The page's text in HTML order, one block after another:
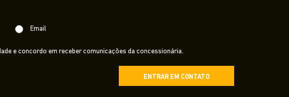
Email
e concordo em receber comunicações da concessionária.
ENTRAR EM CONTATO